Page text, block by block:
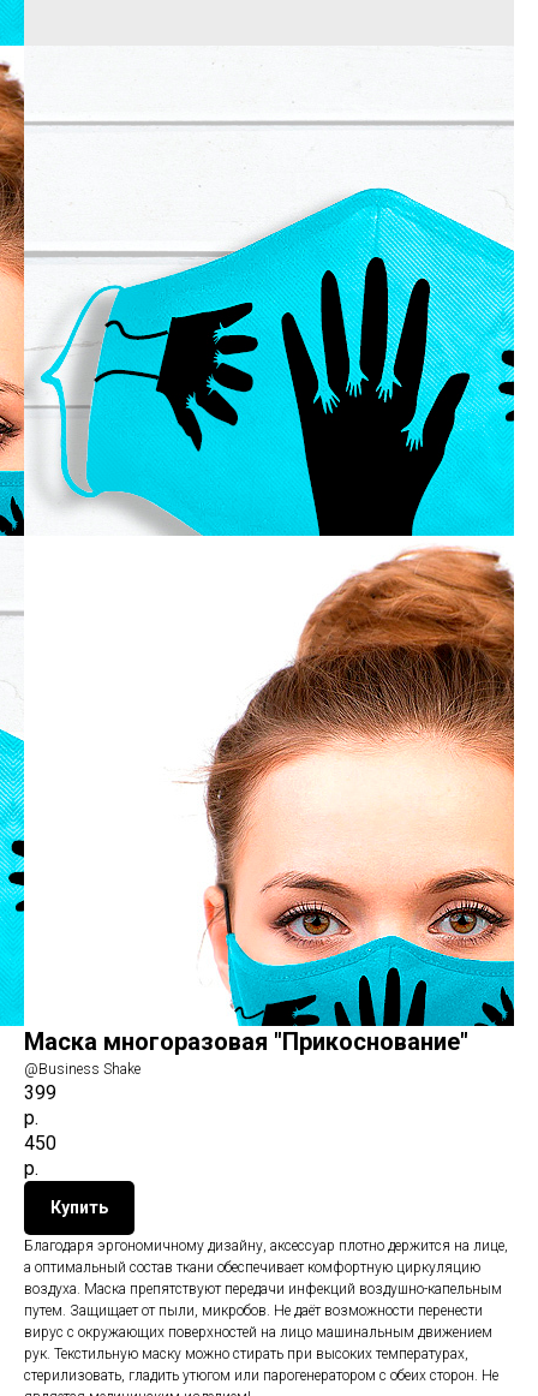
Маска многоразовая "Прикоснование"
@Business Shake
399
р.
450
р.
Купить
Благодаря эргономичному дизайну, аксессуар плотно держится на лице,
а оптимальный состав ткани обеспечивает комфортную циркуляцию
воздуха. Маска препятствуют передачи инфекций воздушно-капельным
путем. Защищает от пыли, микробов. Не даёт возможности перенести
вирус с окружающих поверхностей на лицо машинальным движением
рук. Текстильную маску можно стирать при высоких температурах,
стерилизовать, гладить утюгом или парогенератором с обеих сторон. Не